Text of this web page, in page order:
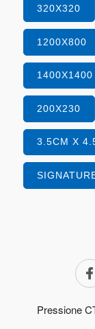
320X320
1200X800
1400X1400
200X230
3.5CM X
Pressione